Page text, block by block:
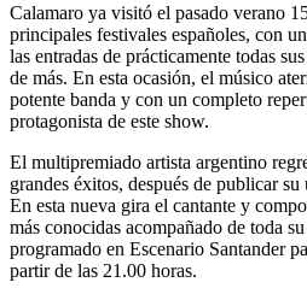
Calamaro ya visitó el pasado verano
principales festivales españoles, con
las entradas de prácticamente todas
de más. En esta ocasión, el músico
potente banda y con un completo
protagonista de este show.
El multipremiado artista argentino
grandes éxitos, después de publicar
En esta nueva gira el cantante y
más conocidas acompañado de toda
programado en Escenario Santander
partir de las 21.00 horas.